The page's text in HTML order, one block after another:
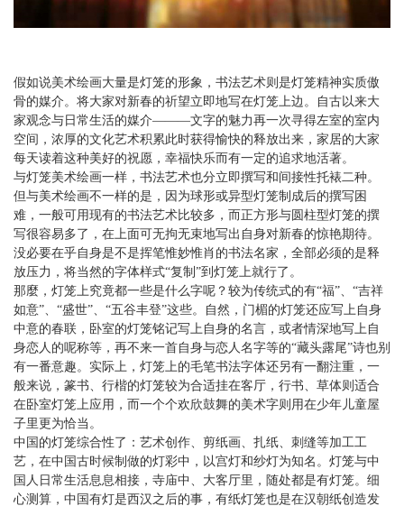
假如说美术绘画大量是灯笼的形象，书法艺术则是灯笼精神实质傲
骨的媒介。将大家对新春的祈望立即地写在灯笼上边。自古以来大
家观念与日常生活的媒介———文字的魅力再一次寻得左室的室内
空间，浓厚的文化艺术积累此时获得愉快的释放出来，家居的大家
每天读着这种美好的祝愿，幸福快乐而有一定的追求地活著。
与灯笼美术绘画一样，书法艺术也分立即撰写和间接性托裱二种。
但与美术绘画不一样的是，因为球形或异型灯笼制成后的撰写困
难，一般可用现有的书法艺术比较多，而正方形与圆柱型灯笼的撰
写很容易多了，在上面可无拘无束地写出自身对新春的惊艳期待。
没必要在乎自身是不是挥笔惟妙惟肖的书法名家，全部必须的是释
放压力，将当然的字体样式“复制”到灯笼上就行了。
那麼，灯笼上究竟都一些是什么字呢？较为传统式的有“福”、“吉祥
如意”、“盛世”、“五谷丰登”这些。自然，门楣的灯笼还应写上自身
中意的春联，卧室的灯笼铭记写上自身的名言，或者情深地写上自
身恋人的呢称等，再不来一首自身与恋人名字等的“藏头露尾”诗也别
有一番意趣。实际上，灯笼上的毛笔书法字体还另有一翻注重，一
般来说，篆书、行楷的灯笼较为合适挂在客厅，行书、草体则适合
在卧室灯笼上应用，而一个个欢欣鼓舞的美术字则用在少年儿童屋
子里更为恰当。
中国的灯笼综合性了：艺术创作、剪纸画、扎纸、刺缝等加工工
艺，在中国古时候制做的灯彩中，以宫灯和纱灯为知名。灯笼与中
国人日常生活息息相接，寺庙中、大客厅里，随处都是有灯笼。细
心测算，中国有灯是西汉之后的事，有纸灯笼也是在汉朝纸创造发